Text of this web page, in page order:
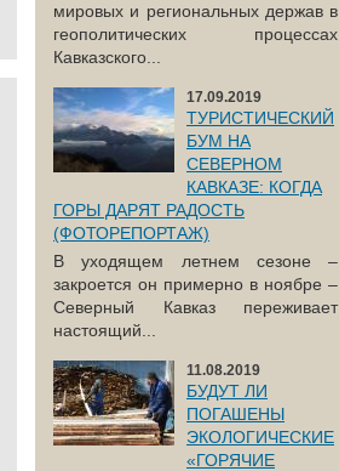
мировых и региональных держав в
геополитических процессах
Кавказского...
17.09.2019
ТУРИСТИЧЕСКИЙ
БУМ НА
СЕВЕРНОМ
КАВКАЗЕ: КОГДА
ГОРЫ ДАРЯТ РАДОСТЬ
(ФОТОРЕПОРТАЖ)
В уходящем летнем сезоне –
закроется он примерно в ноябре –
Северный Кавказ переживает
настоящий...
11.08.2019
БУДУТ ЛИ
ПОГАШЕНЫ
ЭКОЛОГИЧЕСКИЕ
«ГОРЯЧИЕ